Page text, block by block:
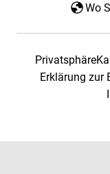
Wo
Privatsphäre
Erklärung zur